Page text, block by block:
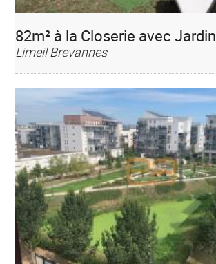
82m² à la Closerie avec Jardin
Limeil Brevannes